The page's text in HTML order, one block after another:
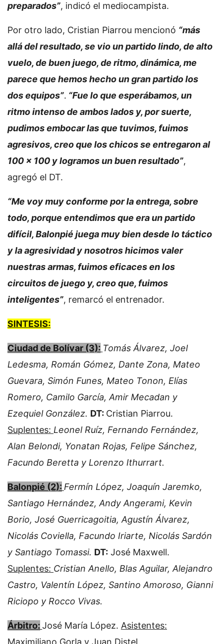
preparados”, indicó el mediocampista.
Por otro lado, Cristian Piarrou mencionó “más
allá del resultado, se vio un partido lindo, de alto
vuelo, de buen juego, de ritmo, dinámica, me
parece que hemos hecho un gran partido los
dos equipos”. “Fue lo que esperábamos, un
ritmo intenso de ambos lados y, por suerte,
pudimos embocar las que tuvimos, fuimos
agresivos, creo que los chicos se entregaron al
100 x 100 y logramos un buen resultado”,
agregó el DT.
“Me voy muy conforme por la entrega, sobre
todo, porque entendimos que era un partido
difícil, Balonpié juega muy bien desde lo táctico
y la agresividad y nosotros hicimos valer
nuestras armas, fuimos eficaces en los
circuitos de juego y, creo que, fuimos
inteligentes”, remarcó el entrenador.
SINTESIS:
Ciudad de Bolívar (3): Tomás Álvarez, Joel
Ledesma, Román Gómez, Dante Zona, Mateo
Guevara, Simón Funes, Mateo Tonon, Elías
Romero, Camilo García, Amir Mecadan y
Ezequiel González. DT: Cristian Piarrou.
Suplentes: Leonel Ruíz, Fernando Fernández,
Alan Belondi, Yonatan Rojas, Felipe Sánchez,
Facundo Beretta y Lorenzo Ithurrart.
Balonpié (2): Fermín López, Joaquín Jaremko,
Santiago Hernández, Andy Angerami, Kevin
Borio, José Guerricagoitia, Agustín Álvarez,
Nicolás Coviella, Facundo Iriarte, Nicolás Sardón
y Santiago Tomassi. DT: José Maxwell.
Suplentes: Cristian Anello, Blas Aguilar, Alejandro
Castro, Valentín López, Santino Amoroso, Gianni
Riciopo y Rocco Vivas.
Árbitro: José María López. Asistentes:
Maximiliano Gorla y Juan Distel.